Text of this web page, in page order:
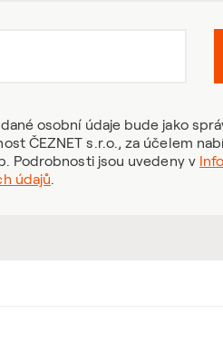
osobní údaje bude jako
ČEZNET s.r.o., za účelem
Podrobnosti jsou uvedeny v
údajů.